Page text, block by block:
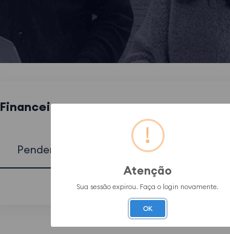
Financeiro
Pendentes Mensalidades Pagas
Atenção
Sua sessão expirou. Faça o login novamente.
OK